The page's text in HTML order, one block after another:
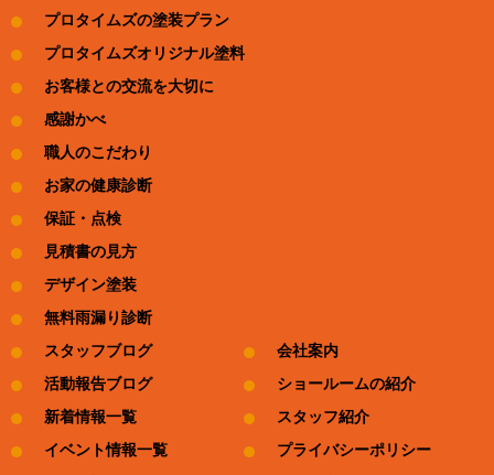
プロタイムズの塗装プラン
プロタイムズオリジナル塗料
お客様との交流を大切に
感謝かべ
職人のこだわり
お家の健康診断
保証・点検
見積書の見方
デザイン塗装
無料雨漏り診断
スタッフブログ
活動報告ブログ
新着情報一覧
イベント情報一覧
会社案内
ショールームの紹介
スタッフ紹介
プライバシーポリシー